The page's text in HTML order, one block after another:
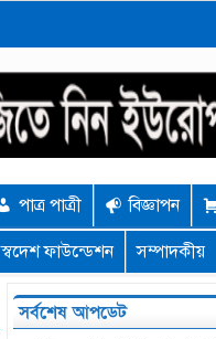
পাত্র পাত্রী বিজ্ঞাপন
স্বদেশ ফাউন্ডেশন সম্পাদকীয়
সর্বশেষ আপডেট